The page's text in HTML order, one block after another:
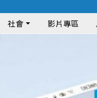
社會 影片專區